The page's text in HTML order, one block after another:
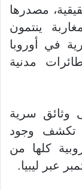
مصدرها
ينتمون
في أوروبا
مدنية
وثائق سرية
تكشف وجود
كلها من